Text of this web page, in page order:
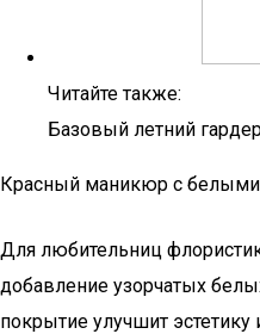
Читайте также:
Базовый летний
Красный маникюр с
Для любительниц
добавление узорчатых
покрытие улучшит эстетику